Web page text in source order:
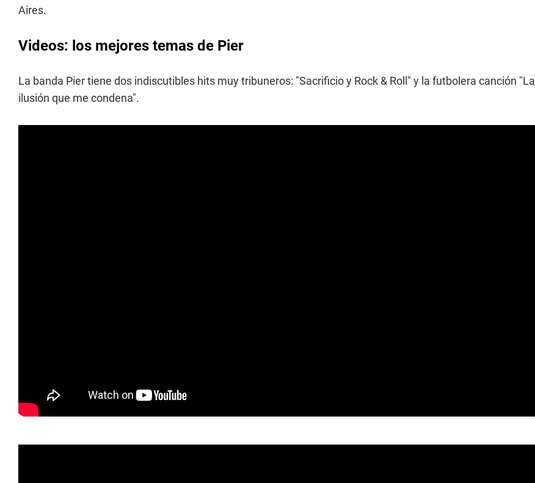
Aires.
Videos: los mejores temas de Pier
La banda Pier tiene dos indiscutibles hits muy tribuneros: "Sacrificio y Rock & Roll" y la futbolera canción "La
ilusión que me condena".